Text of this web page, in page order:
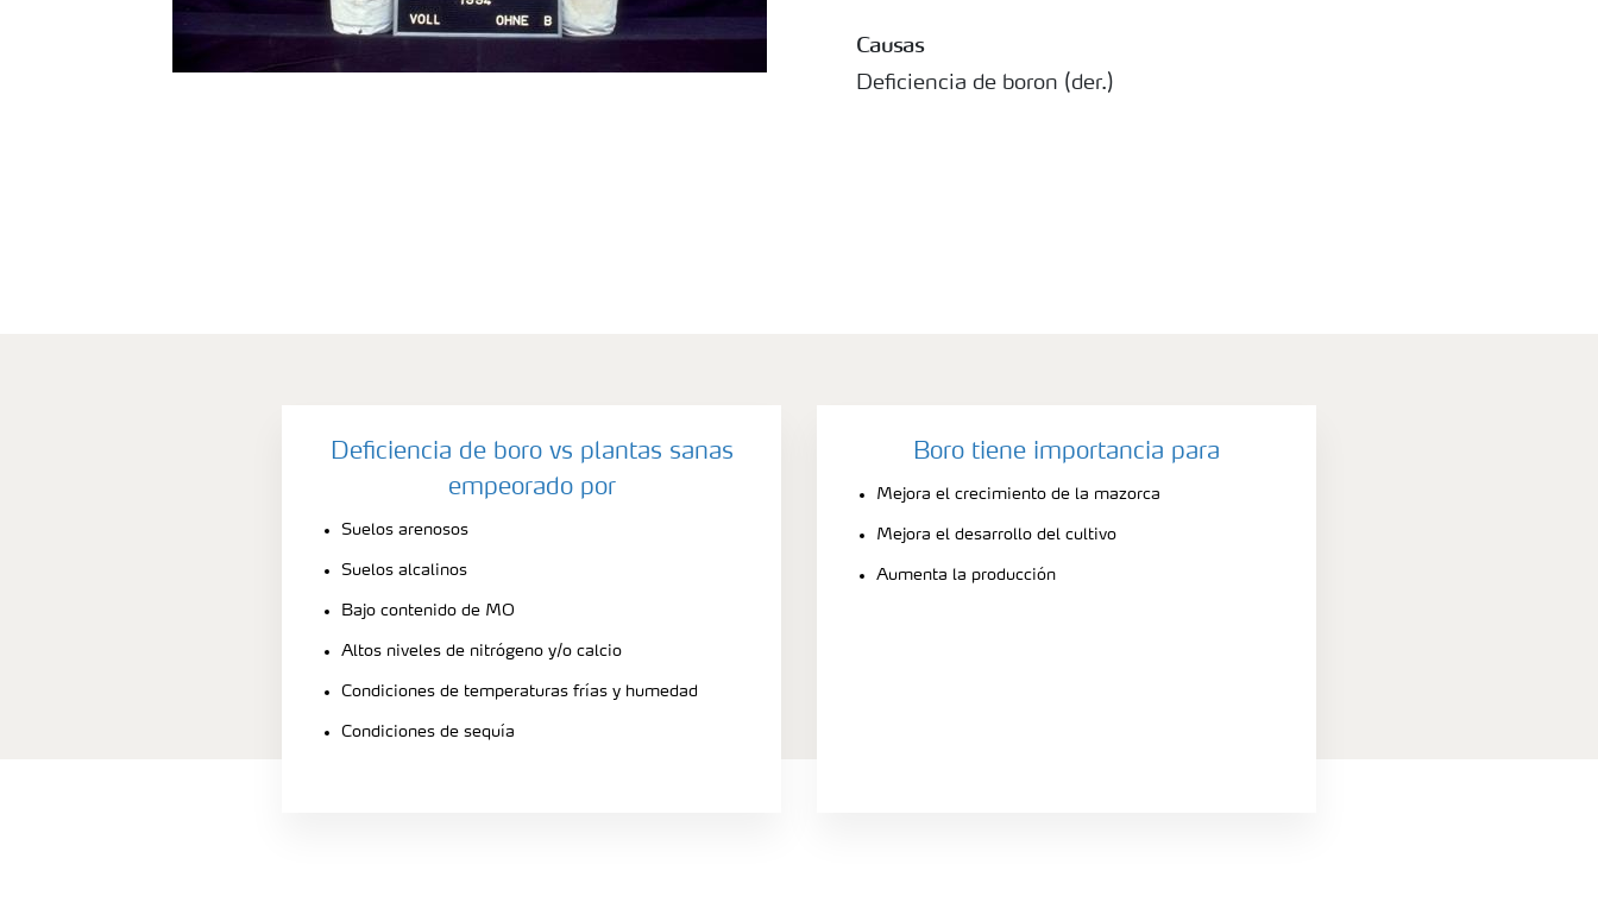
Causas
Deficiencia de boron (der.)
Deficiencia de boro vs plantas sanas
empeorado por
Suelos arenosos
Suelos alcalinos
Bajo contenido de MO
Altos niveles de nitrógeno y/o calcio
Condiciones de temperaturas frías y humedad
Condiciones de sequía
Boro tiene importancia para
Mejora el crecimiento de la mazorca
Mejora el desarrollo del cultivo
Aumenta la producción